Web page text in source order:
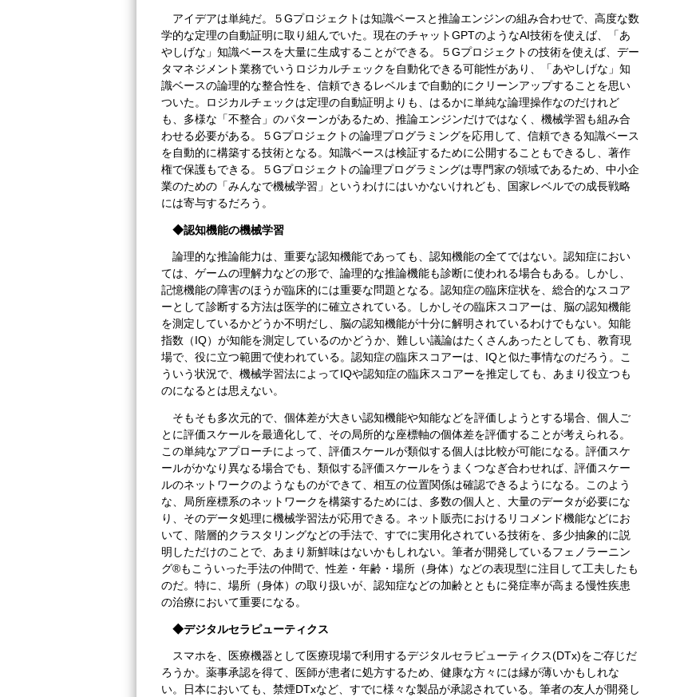
アイデアは単純だ。５Gプロジェクトは知識ベースと推論エンジンの組み合わせで、高度な数
学的な定理の自動証明に取り組んでいた。現在のチャットGPTのようなAI技術を使えば、「あ
やしげな」知識ベースを大量に生成することができる。５Gプロジェクトの技術を使えば、デー
タマネジメント業務でいうロジカルチェックを自動化できる可能性があり、「あやしげな」知
識ベースの論理的な整合性を、信頼できるレベルまで自動的にクリーンアップすることを思い
ついた。ロジカルチェックは定理の自動証明よりも、はるかに単純な論理操作なのだけれど
も、多様な「不整合」のパターンがあるため、推論エンジンだけではなく、機械学習も組み合
わせる必要がある。５Gプロジェクトの論理プログラミングを応用して、信頼できる知識ベース
を自動的に構築する技術となる。知識ベースは検証するために公開することもできるし、著作
権で保護もできる。５Gプロジェクトの論理プログラミングは専門家の領域であるため、中小企
業のための「みんなで機械学習」というわけにはいかないけれども、国家レベルでの成長戦略
には寄与するだろう。
◆認知機能の機械学習
論理的な推論能力は、重要な認知機能であっても、認知機能の全てではない。認知症におい
ては、ゲームの理解力などの形で、論理的な推論機能も診断に使われる場合もある。しかし、
記憶機能の障害のほうが臨床的には重要な問題となる。認知症の臨床症状を、総合的なスコア
ーとして診断する方法は医学的に確立されている。しかしその臨床スコアーは、脳の認知機能
を測定しているかどうか不明だし、脳の認知機能が十分に解明されているわけでもない。知能
指数（IQ）が知能を測定しているのかどうか、難しい議論はたくさんあったとしても、教育現
場で、役に立つ範囲で使われている。認知症の臨床スコアーは、IQと似た事情なのだろう。こ
ういう状況で、機械学習法によってIQや認知症の臨床スコアーを推定しても、あまり役立つも
のになるとは思えない。
そもそも多次元的で、個体差が大きい認知機能や知能などを評価しようとする場合、個人ご
とに評価スケールを最適化して、その局所的な座標軸の個体差を評価することが考えられる。
この単純なアプローチによって、評価スケールが類似する個人は比較が可能になる。評価スケ
ールがかなり異なる場合でも、類似する評価スケールをうまくつなぎ合わせれば、評価スケー
ルのネットワークのようなものができて、相互の位置関係は確認できるようになる。このよう
な、局所座標系のネットワークを構築するためには、多数の個人と、大量のデータが必要にな
り、そのデータ処理に機械学習法が応用できる。ネット販売におけるリコメンド機能などにお
いて、階層的クラスタリングなどの手法で、すでに実用化されている技術を、多少抽象的に説
明しただけのことで、あまり新鮮味はないかもしれない。筆者が開発しているフェノラーニン
グ®もこういった手法の仲間で、性差・年齢・場所（身体）などの表現型に注目して工夫したも
のだ。特に、場所（身体）の取り扱いが、認知症などの加齢とともに発症率が高まる慢性疾患
の治療において重要になる。
◆デジタルセラピューティクス
スマホを、医療機器として医療現場で利用するデジタルセラピューティクス(DTx)をご存じだ
ろうか。薬事承認を得て、医師が患者に処方するため、健康な方々には縁が薄いかもしれな
い。日本においても、禁煙DTxなど、すでに様々な製品が承認されている。筆者の友人が開発し